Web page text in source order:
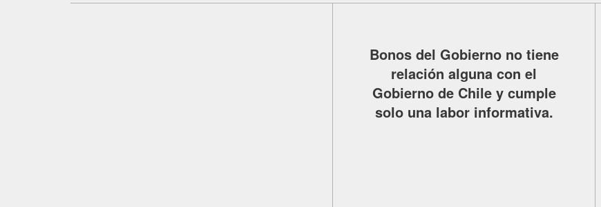
Bonos del Gobierno no tiene
relación alguna con el
Gobierno de Chile y cumple
solo una labor informativa.